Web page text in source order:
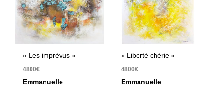
« Les imprévus »
4800€
Emmanuelle
« Liberté chérie »
4800€
Emmanuelle